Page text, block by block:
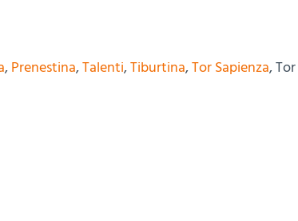
, Prenestina,Talenti,Tiburtina,Tor Sapienza,